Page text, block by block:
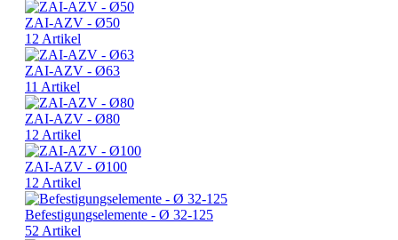
ZAI-AZV - Ø50
12 Artikel
ZAI-AZV - Ø63
11 Artikel
ZAI-AZV - Ø80
12 Artikel
ZAI-AZV - Ø100
12 Artikel
Befestigungselemente - Ø 32-125
52 Artikel